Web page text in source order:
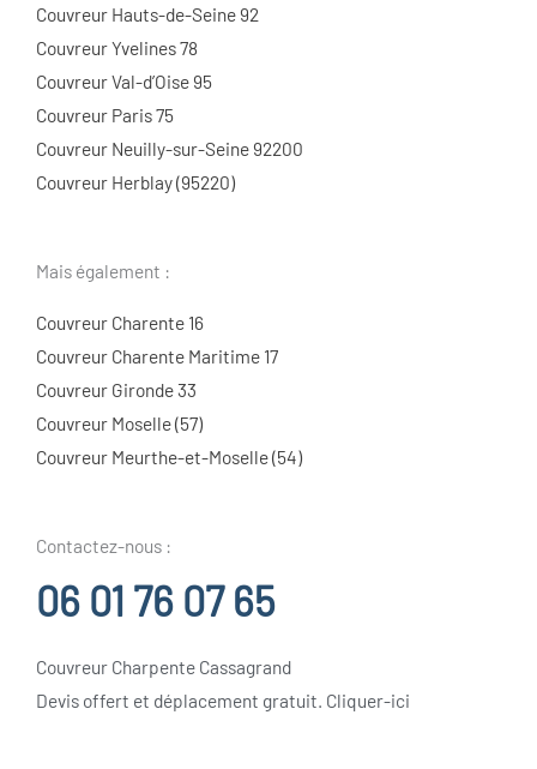
Couvreur Hauts-de-Seine 92
Couvreur Yvelines 78
Couvreur Val-d’Oise 95
Couvreur Paris 75
Couvreur Neuilly-sur-Seine 92200
Couvreur Herblay (95220)
Mais également :
Couvreur Charente 16
Couvreur Charente Maritime 17
Couvreur Gironde 33
Couvreur Moselle (57)
Couvreur Meurthe-et-Moselle (54)
Contactez-nous :
06 01 76 07 65
Couvreur Charpente Cassagrand
Devis offert et déplacement gratuit. Cliquer-ici